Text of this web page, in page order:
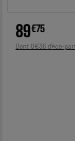
89€75
Dont 0€36